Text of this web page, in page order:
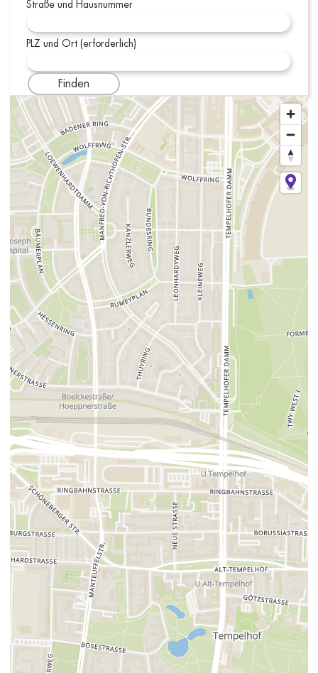
Straße und Hausnummer
PLZ und Ort (erforderlich)
Finden